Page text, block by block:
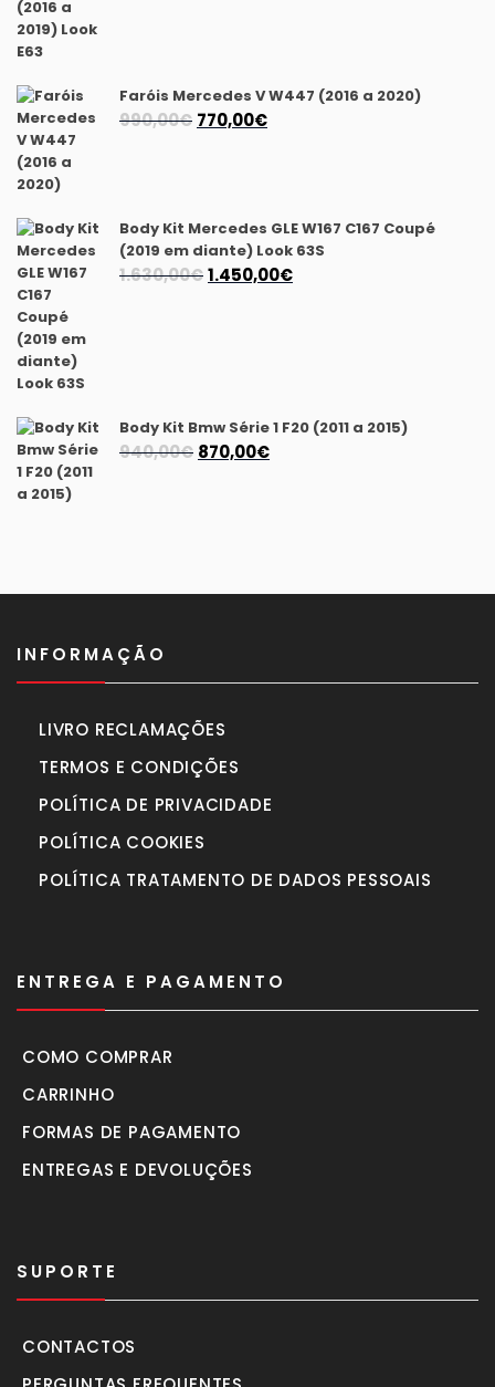
1.175,00€. 1.040,00€.
Faróis Mercedes V W447 (2016 a 2020)
990,00€ O
990,00€.
770,00€O
770,00€.
Body Kit Mercedes GLE W167 C167 Coupé
(2019 em diante) Look 63S
1.630,00€O
1.450,00€O
Body Kit Bmw Série 1 F20 (2011 a 2015)
940,00€ O
870,00€O
INFORMAÇÃO
LIVRO RECLAMAÇÕES
TERMOS E CONDIÇÕES
POLÍTICA DE PRIVACIDADE
POLÍTICA COOKIES
POLÍTICA TRATAMENTO DE DADOS PESSOAIS
ENTREGA E PAGAMENTO
COMO COMPRAR
CARRINHO
FORMAS DE PAGAMENTO
ENTREGAS E DEVOLUÇÕES
SUPORTE
CONTACTOS